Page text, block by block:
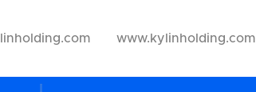
www.kylinholding.com